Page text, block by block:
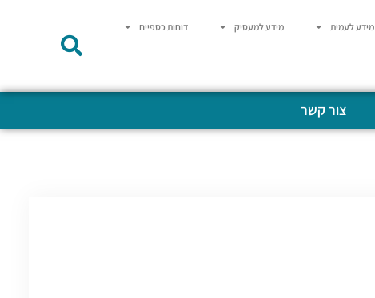
מידע לעמית מידע למעסיק דוחות כספיים
צור קשר